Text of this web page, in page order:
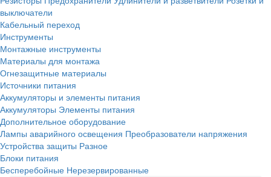
выключатели
Кабельный переход
Инструменты
Монтажные инструменты
Материалы для монтажа
Огнезащитные материалы
Источники питания
Аккумуляторы и элементы питания
Аккумуляторы Элементы питания
Дополнительное оборудование
Лампы аварийного освещения Преобразователи напряжения
Устройства защиты Разное
Блоки питания
Бесперебойные Нерезервированные